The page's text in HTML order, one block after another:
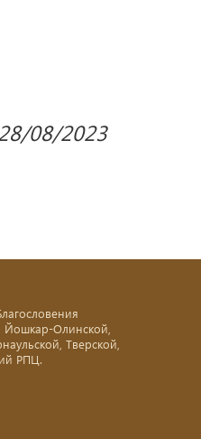
08/2023
Йошкар-Олинской,
Тверской,
РПЦ.